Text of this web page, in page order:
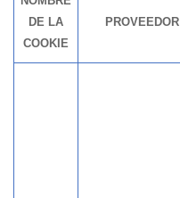
DE LA
COOKIE
PROVEEDOR